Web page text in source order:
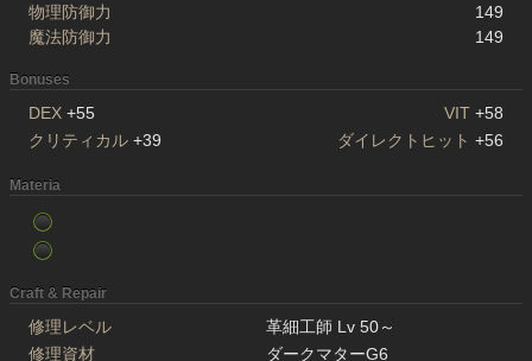
物理防御力
149
魔法防御力
149
Bonuses
DEX +55 VIT +58
クリティカル +39 ダイレクトヒット +56
Materia
Craft & Repair
修理レベル
革細工師 Lv 50～
修理資材
ダークマターG6